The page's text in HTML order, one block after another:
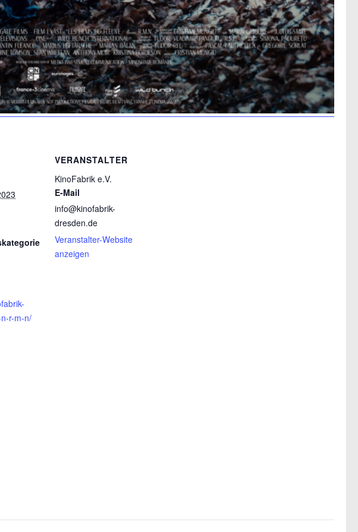
r-m-n/
VERANSTALTER
KinoFabrik e.V.
E-Mail
info@kinofabrik-
dresden.de
Veranstalter-Website
anzeigen